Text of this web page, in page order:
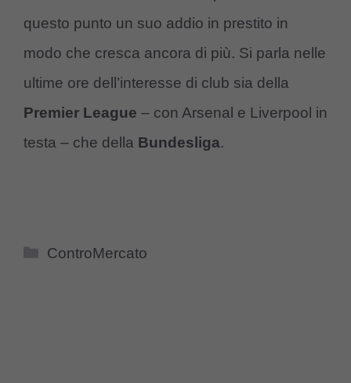
questo punto un suo addio in prestito in
modo che cresca ancora di più. Si parla nelle
ultime ore dell’interesse di club sia della
Premier League – con Arsenal e Liverpool in
testa – che della Bundesliga.
Categorie
ControMercato